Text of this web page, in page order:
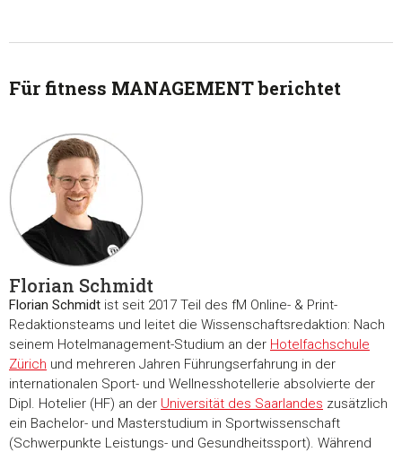
Für fitness MANAGEMENT berichtet
Florian Schmidt
Florian Schmidt ist seit 2017 Teil des fM Online- & Print-
Redaktionsteams und leitet die Wissenschaftsredaktion: Nach
seinem Hotelmanagement-Studium an der Hotelfachschule
Zürich und mehreren Jahren Führungserfahrung in der
internationalen Sport- und Wellnesshotellerie absolvierte der
Dipl. Hotelier (HF) an der Universität des Saarlandes zusätzlich
ein Bachelor- und Masterstudium in Sportwissenschaft
(Schwerpunkte Leistungs- und Gesundheitssport). Während